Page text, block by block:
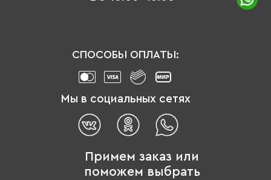
СПОСОБЫ ОПЛАТЫ:
Мы в социальных сетях
Примем заказ или
поможем выбрать